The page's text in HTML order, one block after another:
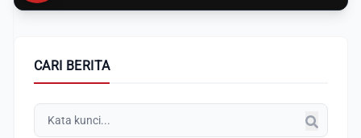
CARI BERITA